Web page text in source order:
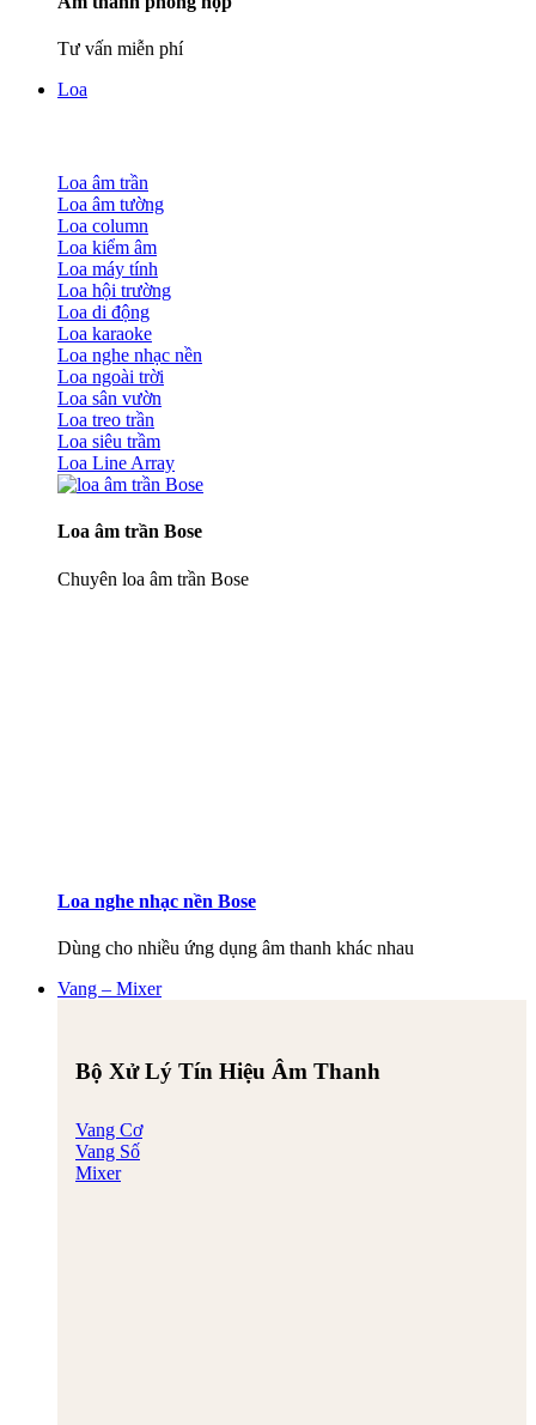
Tư vấn miễn phí
Loa
Loa âm trần
Loa âm tường
Loa column
Loa kiểm âm
Loa máy tính
Loa hội trường
Loa di động
Loa karaoke
Loa nghe nhạc nền
Loa ngoài trời
Loa sân vườn
Loa treo trần
Loa siêu trầm
Loa Line Array
Loa âm trần Bose
Chuyên loa âm trần Bose
Loa nghe nhạc nền Bose
Dùng cho nhiều ứng dụng âm thanh khác nhau
Vang – Mixer
Bộ Xử Lý Tín Hiệu Âm Thanh
Vang Cơ
Vang Số
Mixer